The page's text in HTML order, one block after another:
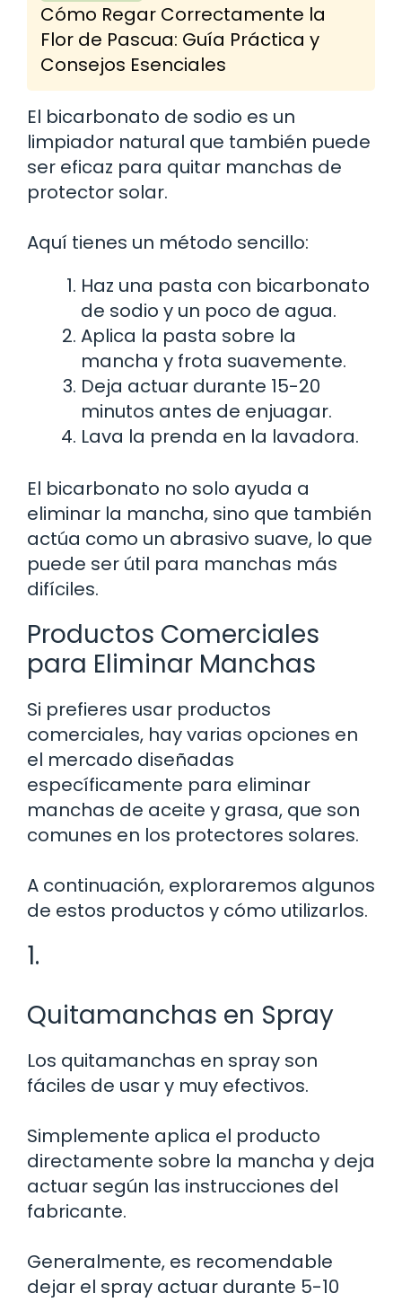
Cómo Regar Correctamente la
Flor de Pascua: Guía Práctica y
Consejos Esenciales
El bicarbonato de sodio es un
limpiador natural que también puede
ser eficaz para quitar manchas de
protector solar.
Aquí tienes un método sencillo:
Haz una pasta con bicarbonato
de sodio y un poco de agua.
Aplica la pasta sobre la
mancha y frota suavemente.
Deja actuar durante 15-20
minutos antes de enjuagar.
Lava la prenda en la lavadora.
El bicarbonato no solo ayuda a
eliminar la mancha, sino que también
actúa como un abrasivo suave, lo que
puede ser útil para manchas más
difíciles.
Productos Comerciales
para Eliminar Manchas
Si prefieres usar productos
comerciales, hay varias opciones en
el mercado diseñadas
específicamente para eliminar
manchas de aceite y grasa, que son
comunes en los protectores solares.
A continuación, exploraremos algunos
de estos productos y cómo utilizarlos.
1.
Quitamanchas en Spray
Los quitamanchas en spray son
fáciles de usar y muy efectivos.
Simplemente aplica el producto
directamente sobre la mancha y deja
actuar según las instrucciones del
fabricante.
Generalmente, es recomendable
dejar el spray actuar durante 5-10